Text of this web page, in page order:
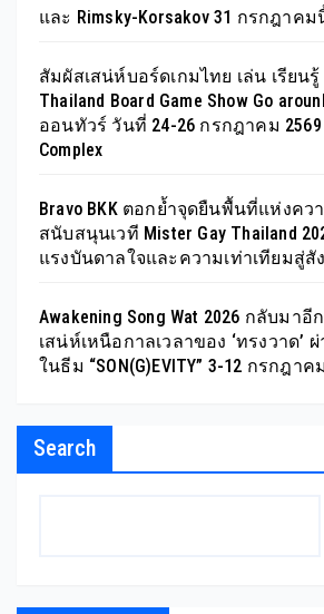
และ Rimsky-Korsakov 31 กรกฎาคม
สัมผัสเสน่ห์บอร์ดเกมไทย เล่น เรียน
Thailand Board Game Show Go
ออนทัวร์ วันที่ 24-26 กรกฎาคม 2569
Complex
Bravo BKK ตอกย้ำจุดยืนพื้นที่แห่งค
สนับสนุนเวที Mister Gay Thailand
แรงบันดาลใจและความเท่าเทียมสู่สั
Awakening Song Wat 2026 กลับมา
เสน่ห์เหนือกาลเวลาของ ‘ทรงวาด’
ในธีม “SON(G)EVITY” 3-12 กรกฎาค
Search